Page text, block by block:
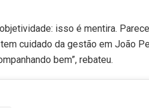
isso é mentira.
cuidado da gestão em João
bem”, rebateu.